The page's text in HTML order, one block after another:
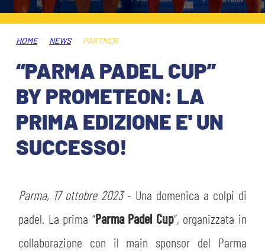
ABBONAMENTI
INFO BIGLIETTI
MUSEUM CLUB EXPERIENCE
TARDINI CARD
INFORMAZIONI ACCREDITI
TICKET GIFT CARD
SHOP
HOSPITALITY
HOSPITALITY
MUSEUM CLUB EXPERIENCE
ESPORTS
IL CLUB
STORIA
MUTTI TRAINING CENTER
STADIO TARDINI
HOME NEWS PARTNER
“PARMA PADEL CUP”
BY PROMETEON: LA
PRIMA EDIZIONE E' UN
SUCCESSO!
Parma, 17 ottobre 2023- Una domenica a colpi di
padel. La prima “Parma Padel Cup”, organizzata in
collaborazione con il main sponsor del Parma